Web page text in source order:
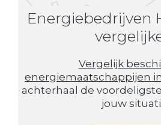
Energiebedrijven
Vergelijk
energiemaatschappijen
achterhaal de
jouw